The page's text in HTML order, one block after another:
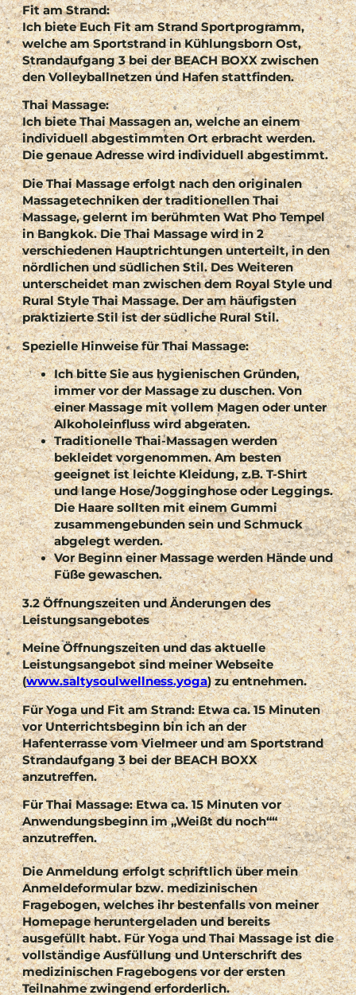
Fit am Strand:
Ich biete Euch Fit am Strand Sportprogramm,
welche am Sportstrand in Kühlungsborn Ost,
Strandaufgang 3 bei der BEACH BOXX zwischen
den Volleyballnetzen und Hafen stattfinden.
Thai Massage:
Ich biete Thai Massagen an, welche an einem
individuell abgestimmten Ort erbracht werden.
Die genaue Adresse wird individuell abgestimmt.
Die Thai Massage erfolgt nach den originalen
Massagetechniken der traditionellen Thai
Massage, gelernt im berühmten Wat Pho Tempel
in Bangkok. Die Thai Massage wird in 2
verschiedenen Hauptrichtungen unterteilt, in den
nördlichen und südlichen Stil. Des Weiteren
unterscheidet man zwischen dem Royal Style und
Rural Style Thai Massage. Der am häufigsten
praktizierte Stil ist der südliche Rural Stil.
Spezielle Hinweise für Thai Massage:
Ich bitte Sie aus hygienischen Gründen,
immer vor der Massage zu duschen. Von
einer Massage mit vollem Magen oder unter
Alkoholeinfluss wird abgeraten.
Traditionelle Thai-Massagen werden
bekleidet vorgenommen. Am besten
geeignet ist leichte Kleidung, z.B. T-Shirt
und lange Hose/Jogginghose oder Leggings.
Die Haare sollten mit einem Gummi
zusammengebunden sein und Schmuck
abgelegt werden.
Vor Beginn einer Massage werden Hände und
Füße gewaschen.
3.2 Öffnungszeiten und Änderungen des
Leistungsangebotes
Meine Öffnungszeiten und das aktuelle
Leistungsangebot sind meiner Webseite
(www.saltysoulwellness.yoga) zu entnehmen.
Für Yoga und Fit am Strand:Etwa ca. 15 Minuten
vor Unterrichtsbeginn bin ich an der
Hafenterrasse vom Vielmeer und am Sportstrand
Strandaufgang 3 bei der BEACH BOXX
anzutreffen.
Für Thai Massage:Etwa ca. 15 Minuten vor
Anwendungsbeginn im „Weißt du noch““
anzutreffen.
Die Anmeldung erfolgt schriftlich über mein
Anmeldeformular bzw. medizinischen
Fragebogen, welches ihr bestenfalls von meiner
Homepage heruntergeladen und bereits
ausgefüllt habt.Für Yoga und Thai Massage ist die
vollständige Ausfüllung und Unterschrift des
medizinischen Fragebogens vor der ersten
Teilnahme zwingend erforderlich.